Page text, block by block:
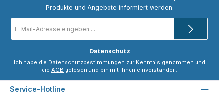
Produkte und Angebote informiert werden.
Mail-
Datenschutz
Ich habe die Datenschutzbestimmungen zur Kenntnis genommen und
die AGB gelesen und bin mit ihnen einverstanden.
Service-Hotline